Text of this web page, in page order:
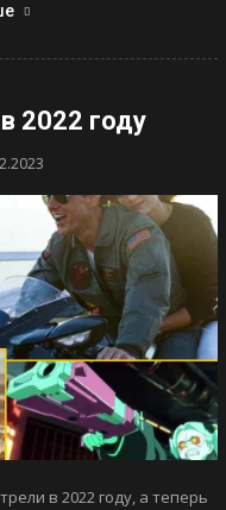
2022 году
в 2022 году, а теперь